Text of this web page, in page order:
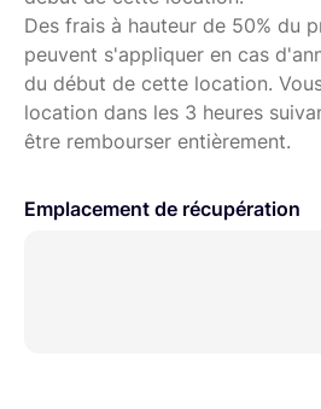
Des frais à hauteur de 50% du
peuvent s'appliquer en cas
du début de cette location.
location dans les 3 heures
être rembourser entièrement.
Emplacement de récupération